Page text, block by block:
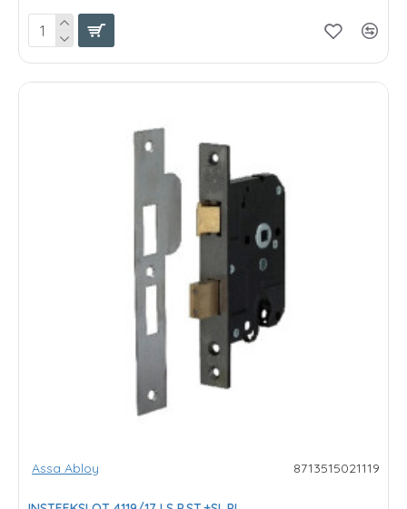
Assa Abloy 8713515021119